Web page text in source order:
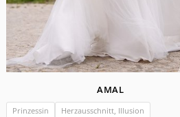
AMAL
Prinzessin Herzausschnitt, Illusion